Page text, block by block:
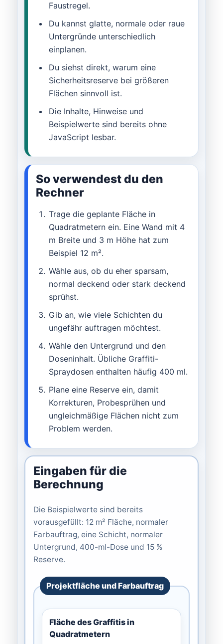
Faustregel.
Du kannst glatte, normale oder raue
Untergründe unterschiedlich
einplanen.
Du siehst direkt, warum eine
Sicherheitsreserve bei größeren
Flächen sinnvoll ist.
Die Inhalte, Hinweise und
Beispielwerte sind bereits ohne
JavaScript lesbar.
So verwendest du den
Rechner
Trage die geplante Fläche in
Quadratmetern ein. Eine Wand mit 4
m Breite und 3 m Höhe hat zum
Beispiel 12 m².
Wähle aus, ob du eher sparsam,
normal deckend oder stark deckend
sprühst.
Gib an, wie viele Schichten du
ungefähr auftragen möchtest.
Wähle den Untergrund und den
Doseninhalt. Übliche Graffiti-
Spraydosen enthalten häufig 400 ml.
Plane eine Reserve ein, damit
Korrekturen, Probesprühen und
ungleichmäßige Flächen nicht zum
Problem werden.
Eingaben für die
Berechnung
Die Beispielwerte sind bereits
vorausgefüllt: 12 m² Fläche, normaler
Farbauftrag, eine Schicht, normaler
Untergrund, 400-ml-Dose und 15 %
Reserve.
Projektfläche und Farbauftrag
Fläche des Graffitis in
Quadratmetern